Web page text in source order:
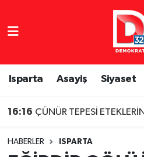
Isparta Asayiş Siyaset
16:16 ÇÜNÜR TEPESİ
HABERLER ISPARTA
Isparta Nöbetçi
Isparta Hava Durumu
Isparta Namaz Vakitleri